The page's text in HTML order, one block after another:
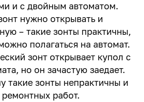
и с двойным автоматом.
нужно открывать и
– такие зонты практичны,
полагаться на автомат.
зонт открывает купол с
но он зачастую заедает.
такие зонты непрактичны и
работ.